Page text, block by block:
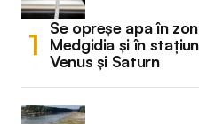
Se opreșe apa în
Medgidia și în
Venus și Saturn